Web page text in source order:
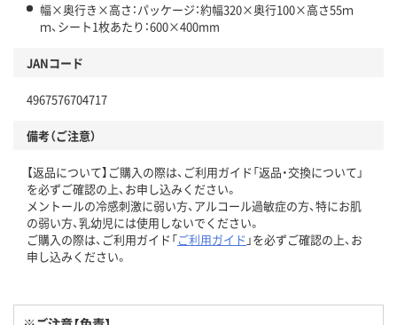
幅×奥行き×高さ：パッケージ：約幅320×奥行100×高さ55ｍ
ｍ、シート1枚あたり：600×400mm
JANコード
4967576704717
備考（ご注意）
【返品について】ご購入の際は、ご利用ガイド「返品・交換について」
を必ずご確認の上、お申し込みください。
メントールの冷感刺激に弱い方、アルコール過敏症の方、特にお肌
の弱い方、乳幼児には使用しないでください。
ご購入の際は、ご利用ガイド「ご利用ガイド 」を必ずご確認の上、お
申し込みください。